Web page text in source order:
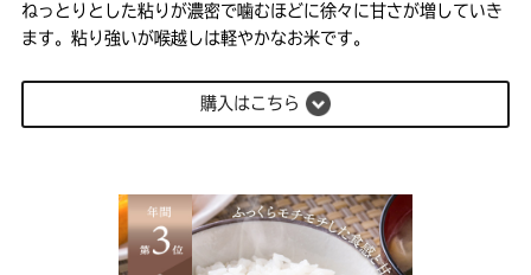
ねっとりとした粘りが濃密で噛むほどに徐々に甘さが増していき
ます。粘り強いが喉越しは軽やかなお米です。
購入はこちら